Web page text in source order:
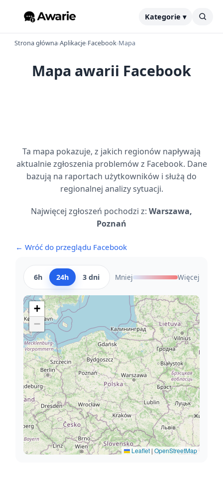
Kategorie ▾
Strona główna›Aplikacje›Facebook›Mapa
Mapa awarii Facebook
Ta mapa pokazuje, z jakich regionów napływają
aktualnie zgłoszenia problemów z Facebook. Dane
bazują na raportach użytkowników i służą do
regionalnej analizy sytuacji.
Najwięcej zgłoszeń pochodzi z: Warszawa,
Poznań
← Wróć do przeglądu Facebook
6h 24h 3 dni Mniej Więcej
+
−
Leaflet | OpenStreetMap